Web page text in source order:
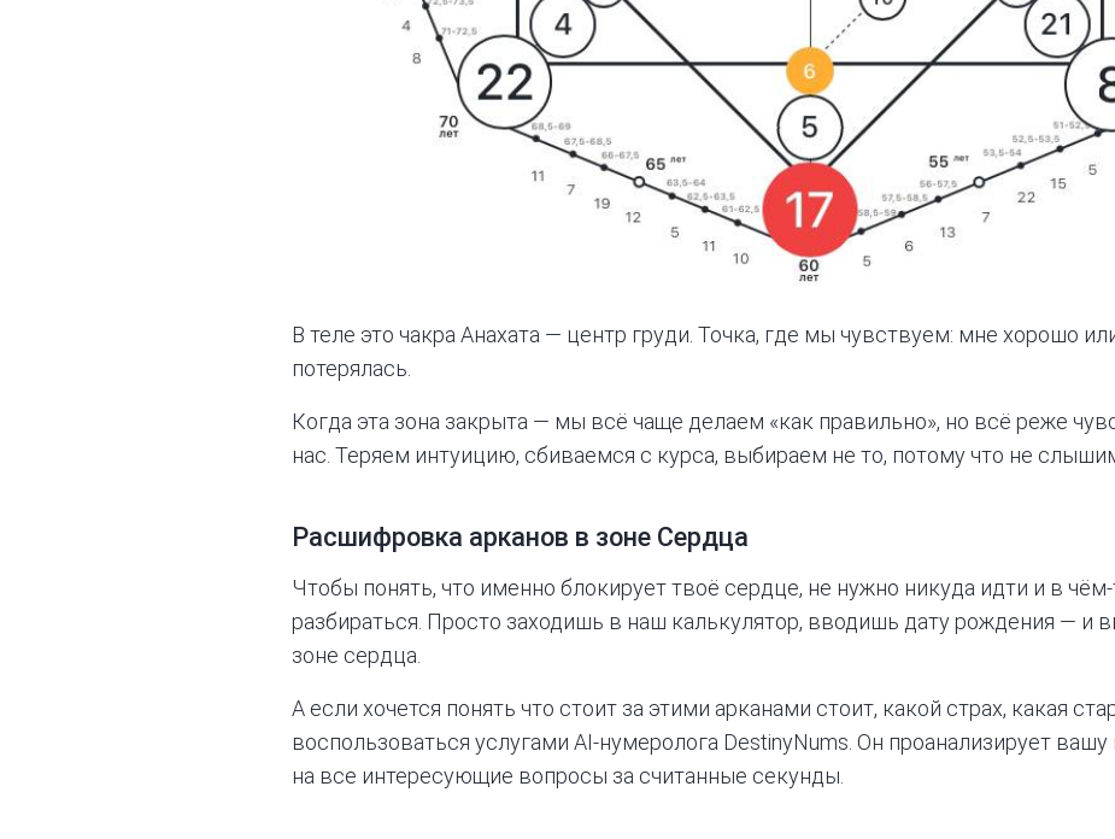
В теле это чакра Анахата — центр груди. Точка, где мы чувствуем: мне хорошо
потерялась.
Когда эта зона закрыта — мы всё чаще делаем «как правильно», но всё реже
нас. Теряем интуицию, сбиваемся с курса, выбираем не то, потому что не
Расшифровка арканов в зоне Сердца
Чтобы понять, что именно блокирует твоё сердце, не нужно никуда идти и в
разбираться. Просто заходишь в наш калькулятор, вводишь дату рождения — и
зоне сердца.
А если хочется понять что стоит за этими арканами стоит, какой страх, какая
воспользоваться услугами AI-нумеролога DestinyNums . Он проанализирует
на все интересующие вопросы за считанные секунды.